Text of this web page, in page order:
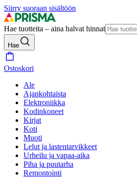
Siirry suoraan sisältöön
Hae tuotteita – aina halvat hinnat
Hae
Ostoskori
Ale
Ajankohtaista
Elektroniikka
Kodinkoneet
Kirjat
Koti
Muoti
Lelut ja lastentarvikkeet
Urheilu ja vapaa-aika
Piha ja puutarha
Remontointi